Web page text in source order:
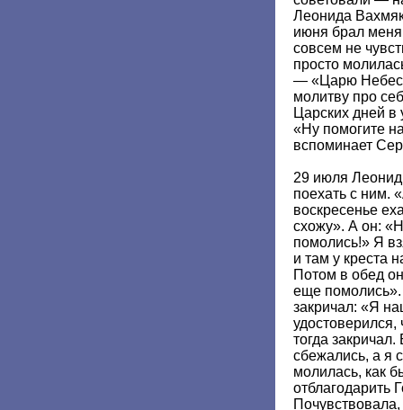
Леонида
июня брал
совсем не
просто
— «Царю
молитву про
Царских дней
«Ну помогите
вспоминает
29 июля Леонид
поехать с ним.
воскресенье
схожу». А он:
помолись!» Я
и там у креста
Потом в обед
еще
закричал: «Я
тогда
сбежались, а я
молилась, как
отблагодарить
Почувствовала,